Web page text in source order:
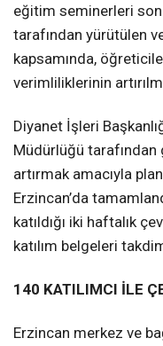
eğitim seminerleri
tarafından yürütülen
kapsamında,
verimliliklerinin
Diyanet İşleri
Müdürlüğü
artırmak amacıyla
Erzincan’da
katıldığı iki haftalık
katılım belgeleri
140 KATILIMCI İLE
Erzincan merkez ve